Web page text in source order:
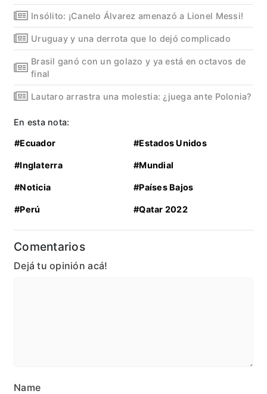
Insólito: ¡Canelo Álvarez amenazó a Lionel Messi!
Uruguay y una derrota que lo dejó complicado
Brasil ganó con un golazo y ya está en octavos de
final
Lautaro arrastra una molestia: ¿juega ante Polonia?
En esta nota:
#Ecuador #Estados Unidos
#Inglaterra #Mundial
#Noticia #Países Bajos
#Perú #Qatar 2022
Comentarios
Dejá tu opinión acá!
Name